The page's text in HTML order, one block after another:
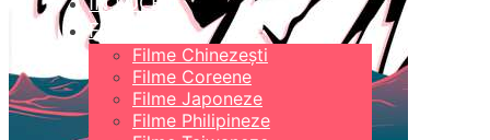
FILME
Filme Chinezești
Filme Coreene
Filme Japoneze
Filme Philipineze